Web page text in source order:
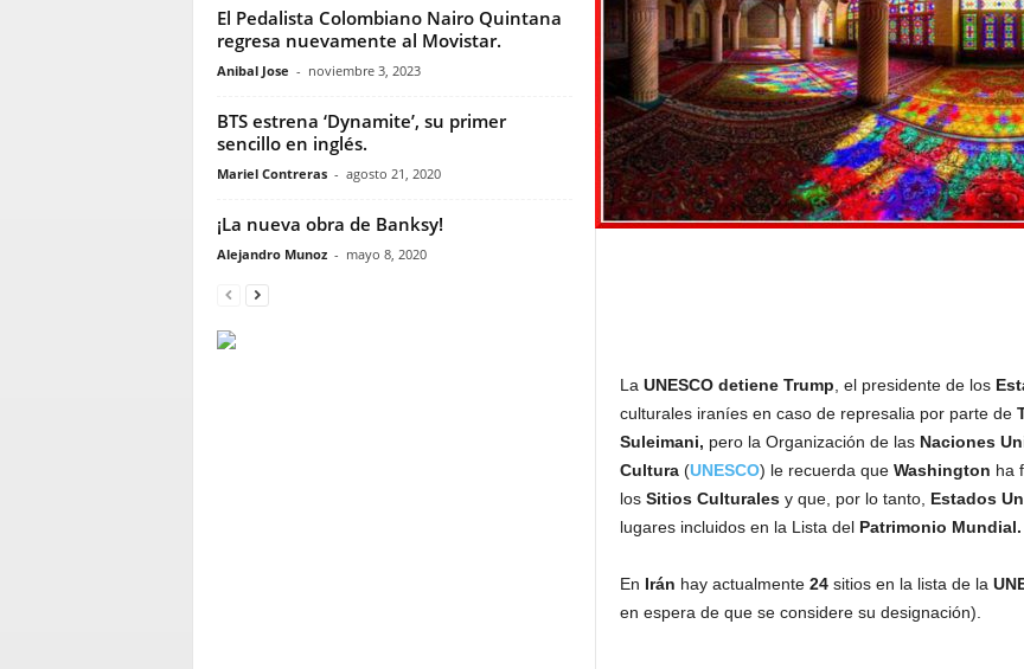
La UNESCO detiene Trump , el presidente de los
culturales iraníes en caso de represalia por parte de
Suleimani, pero la Organización de las Naciones
Cultura(UNESCO) le recuerda que Washington ha
los Sitios Culturalesy que, por lo tanto, Estados
lugares incluidos en la Lista delPatrimonio Mundial.
En Irán hay actualmente 24sitios en la lista de la
en espera de que se considere su designación).
El Pedalista Colombiano Nairo Quintana
regresa nuevamente al Movistar.
Anibal Jose - noviembre 3, 2023
BTS estrena ‘Dynamite’, su primer
sencillo en inglés.
Mariel Contreras - agosto 21, 2020
¡La nueva obra de Banksy!
Alejandro Munoz - mayo 8, 2020